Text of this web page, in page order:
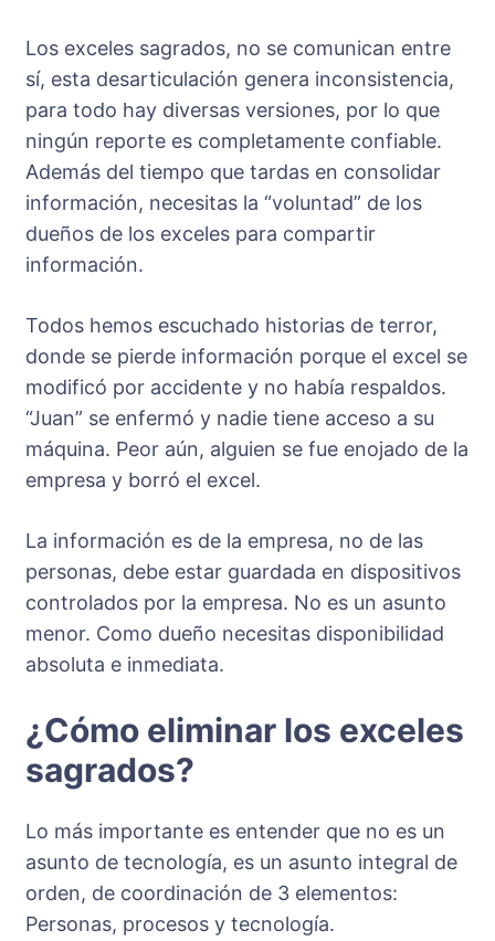
Los exceles sagrados, no se comunican entre
sí, esta desarticulación genera inconsistencia,
para todo hay diversas versiones, por lo que
ningún reporte es completamente confiable.
Además del tiempo que tardas en consolidar
información, necesitas la “voluntad” de los
dueños de los exceles para compartir
información.
Todos hemos escuchado historias de terror,
donde se pierde información porque el excel se
modificó por accidente y no había respaldos.
“Juan” se enfermó y nadie tiene acceso a su
máquina. Peor aún, alguien se fue enojado de la
empresa y borró el excel.
La información es de la empresa, no de las
personas, debe estar guardada en dispositivos
controlados por la empresa. No es un asunto
menor. Como dueño necesitas disponibilidad
absoluta e inmediata.
¿Cómo eliminar los exceles
sagrados?
Lo más importante es entender que no es un
asunto de tecnología, es un asunto integral de
orden, de coordinación de 3 elementos:
Personas, procesos y tecnología.